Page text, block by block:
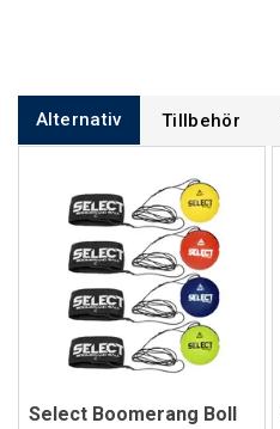
Alternativ Tillbehör
Select Boomerang Boll